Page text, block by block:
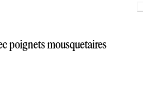
poignets mousquetaires